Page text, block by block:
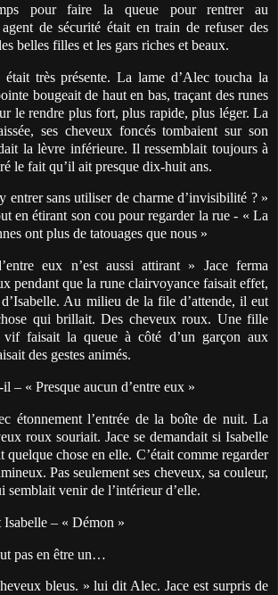
pour faire la queue pour rentrer au
de sécurité était en train de refuser des
belles filles et les gars riches et beaux.
très présente. La lame d’Alec toucha la
bougeait de haut en bas, traçant des runes
le rendre plus fort, plus rapide, plus léger. La
ses cheveux foncés tombaient sur son
la lèvre inférieure. Il ressemblait toujours à
le fait qu’il ait presque dix-huit ans.
entrer sans utiliser de charme d’invisibilité ? »
en étirant son cou pour regarder la rue - « La
ont plus de tatouages que nous »
eux n’est aussi attirant » Jace ferma
pendant que la rune clairvoyance faisait effet,
Au milieu de la file d’attende, il eut
qui brillait. Des cheveux roux. Une fille
faisait la queue à côté d’un garçon aux
des gestes animés.
– « Presque aucun d’entre eux »
étonnement l’entrée de la boîte de nuit. La
roux souriait. Jace se demandait si Isabelle
chose en elle. C’était comme regarder
Pas seulement ses cheveux, sa couleur,
semblait venir de l’intérieur d’elle.
– « Démon »
pas en être un…
bleus. » lui dit Alec. Jace est surpris de